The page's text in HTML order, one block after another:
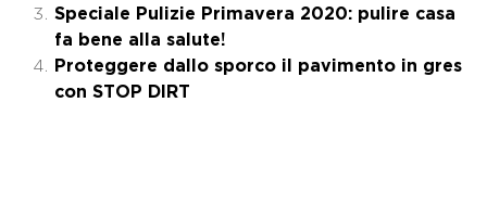
Speciale Pulizie Primavera 2020: pulire casa
fa bene alla salute!
Proteggere dallo sporco il pavimento in gres
con STOP DIRT